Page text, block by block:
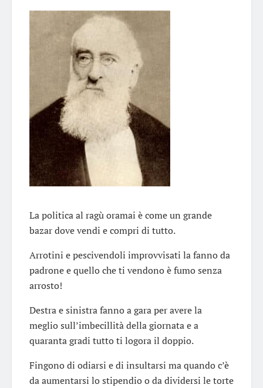
La politica al ragù oramai è come un grande
bazar dove vendi e compri di tutto.
Arrotini e pescivendoli improvvisati la fanno da
padrone e quello che ti vendono è fumo senza
arrosto!
Destra e sinistra fanno a gara per avere la
meglio sull’imbecillità della giornata e a
quaranta gradi tutto ti logora il doppio.
Fingono di odiarsi e di insultarsi ma quando c’è
da aumentarsi lo stipendio o da dividersi le torte